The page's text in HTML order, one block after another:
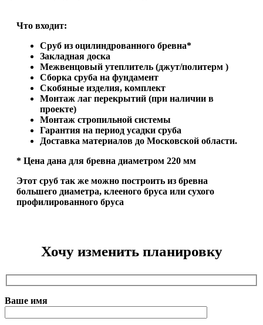
Что входит:
Сруб из оцилиндрованного бревна*
Закладная доска
Межвенцовый утеплитель (джут/политерм )
Сборка сруба на фундамент
Скобяные изделия, комплект
Монтаж лаг перекрытий (при наличии в
проекте)
Монтаж стропильной системы
Гарантия на период усадки сруба
Доставка материалов до Московской области.
* Цена дана для бревна диаметром 220 мм
Этот сруб так же можно построить из бревна
большего диаметра, клееного бруса или сухого
профилированного бруса
Хочу изменить планировку
Ваше имя